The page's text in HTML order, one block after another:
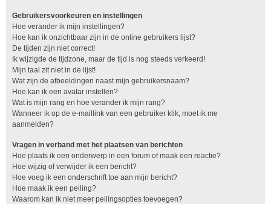
Gebruikersvoorkeuren en instellingen
Hoe verander ik mijn instellingen?
Hoe kan ik onzichtbaar zijn in de online gebruikers lijst?
De tijden zijn niet correct!
Ik wijzigde de tijdzone, maar de tijd is nog steeds verkeerd!
Mijn taal zit niet in de lijst!
Wat zijn de afbeeldingen naast mijn gebruikersnaam?
Hoe kan ik een avatar instellen?
Wat is mijn rang en hoe verander ik mijn rang?
Wanneer ik op de e-maillink van een gebruiker klik, moet ik me
aanmelden?
Vragen in verband met het plaatsen van berichten
Hoe plaats ik een onderwerp in een forum of maak een reactie?
Hoe wijzig of verwijder ik een bericht?
Hoe voeg ik een onderschrift toe aan mijn bericht?
Hoe maak ik een peiling?
Waarom kan ik niet meer peilingsopties toevoegen?